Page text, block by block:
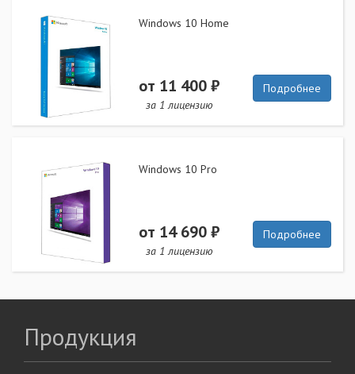
Windows 10 Home
от 11 400 ₽
за 1 лицензию
Подробнее
Windows 10 Pro
от 14 690 ₽
за 1 лицензию
Подробнее
Продукция